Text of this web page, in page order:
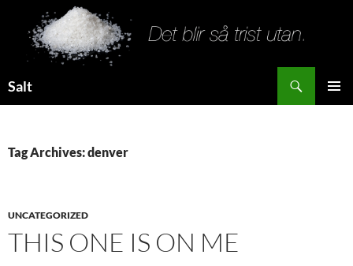
Salt
Tag Archives: denver
UNCATEGORIZED
THIS ONE IS ON ME